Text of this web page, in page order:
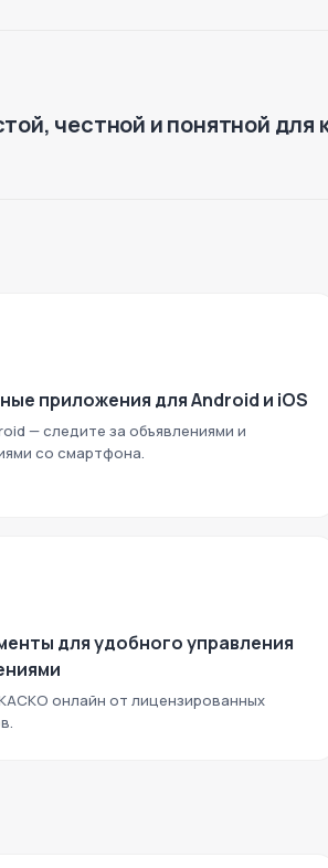
честной и понятной для
приложения для Android и iOS
— следите за объявлениями и
со смартфона.
для удобного управления
онлайн от лицензированных